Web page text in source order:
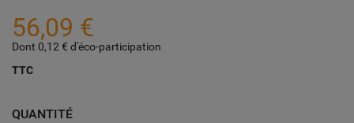
56,09 €
Dont 0,12 € d'éco-participation
TTC
QUANTITÉ